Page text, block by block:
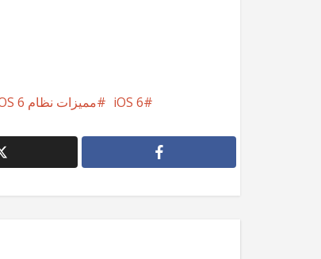
iOS 6 مميزات نظام iOS 6